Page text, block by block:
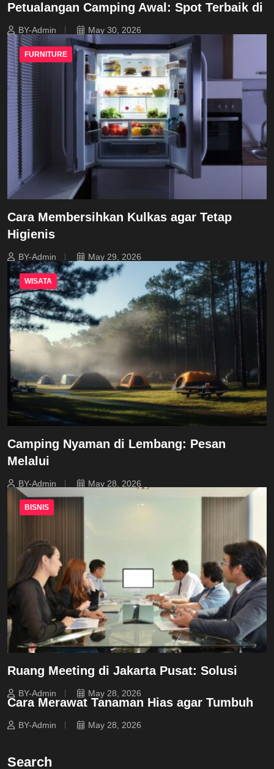
Petualangan Camping Awal: Spot Terbaik di
BY-Admin May 30, 2026
FURNITURE
Cara Membersihkan Kulkas agar Tetap
Higienis
BY-Admin May 29, 2026
WISATA
Camping Nyaman di Lembang: Pesan
Melalui
BY-Admin May 28, 2026
BISNIS
Ruang Meeting di Jakarta Pusat: Solusi
BY-Admin May 28, 2026
Cara Merawat Tanaman Hias agar Tumbuh
BY-Admin May 28, 2026
Search